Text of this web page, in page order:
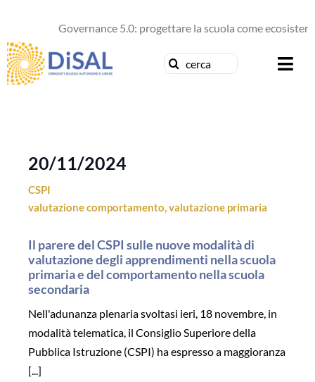
contenuto
Governance 5.0: progettare la scuola come
Cerca
Formazione
Pubblicazioni
Contattaci
20/11/2024
CSPI
valutazione comportamento,valutazione primaria
Il parere del CSPI sulle nuove modalità di
valutazione degli apprendimenti nella scuola
primaria e del comportamento nella scuola
secondaria
Nell'adunanza plenaria svoltasi ieri, 18 novembre, in
modalità telematica, il Consiglio Superiore della
Pubblica Istruzione (CSPI) ha espresso a maggioranza
[...]